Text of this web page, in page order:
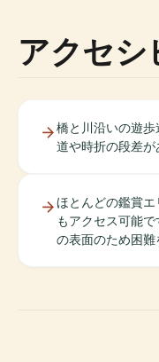
アクセシ
橋と川沿いの遊
道や時折の段差が
ほとんどの鑑賞
もアクセス可能
の表面のため困難